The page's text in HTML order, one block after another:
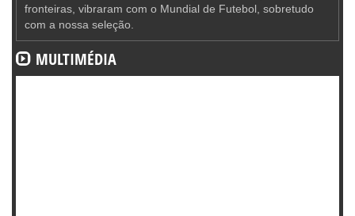
fronteiras, vibraram com o Mundial de Futebol, sobretudo
com a nossa seleção.
MULTIMÉDIA